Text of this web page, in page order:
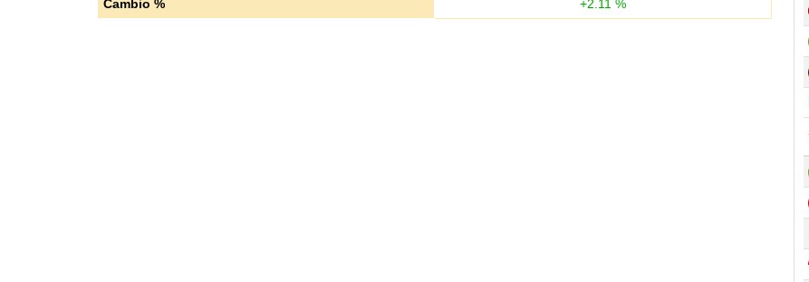
Cambio % +2.11 %